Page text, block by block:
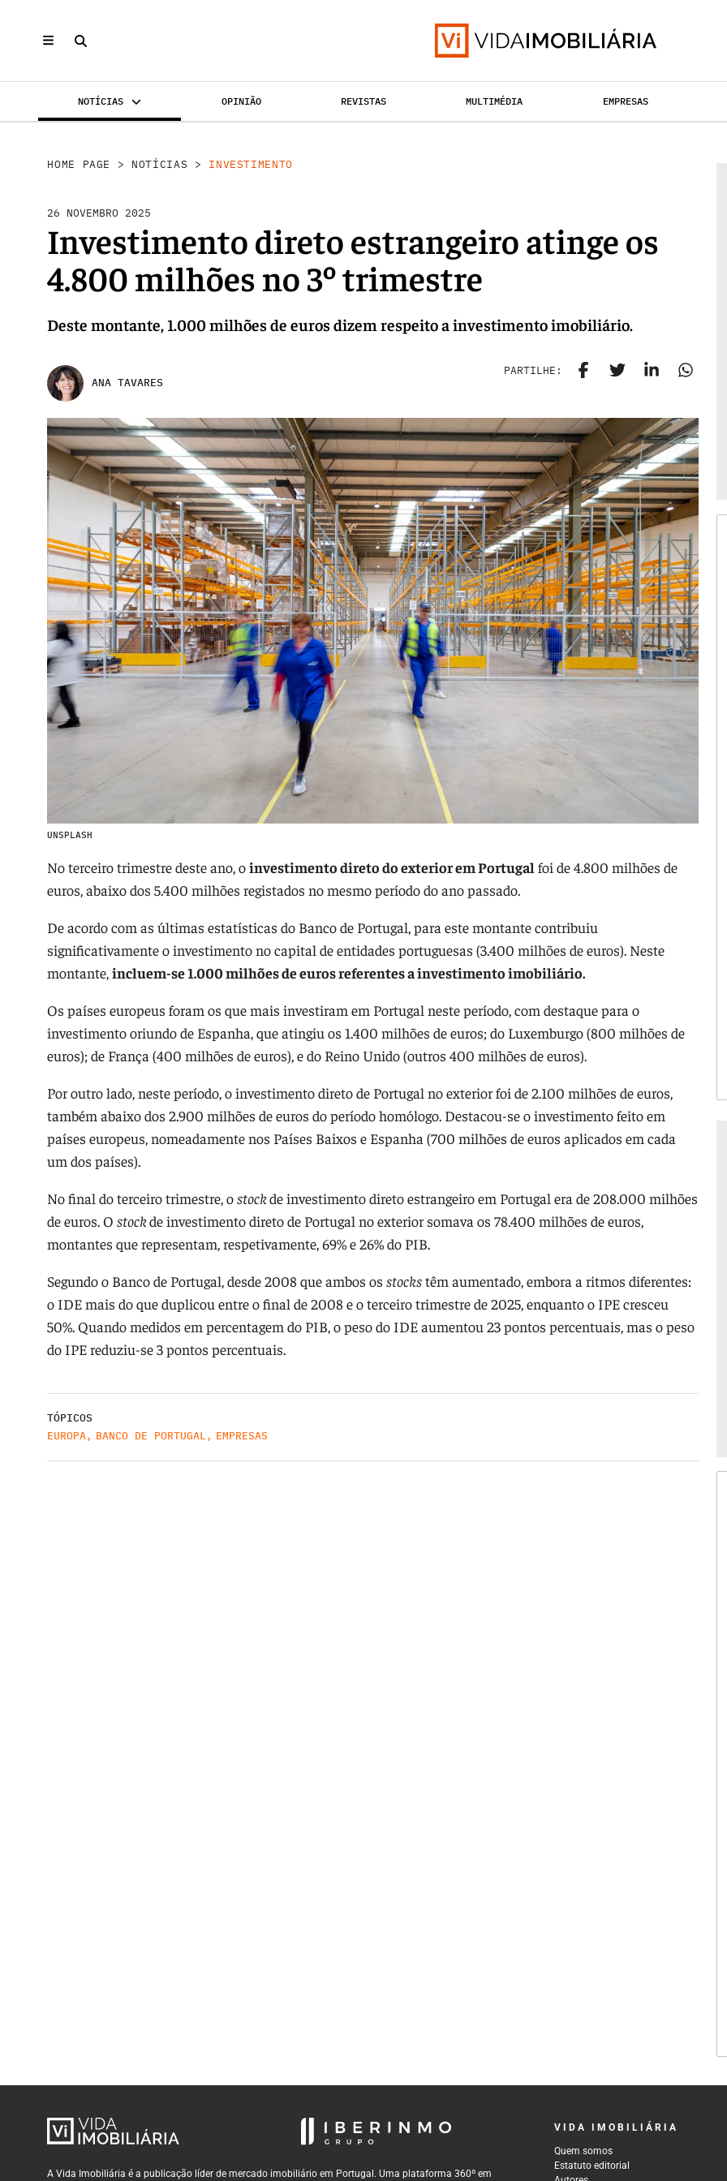
NOTÍCIAS OPINIÃO REVISTAS MULTIMÉDIA EMPRESAS
HOME PAGE > NOTÍCIAS > INVESTIMENTO
26 NOVEMBRO 2025
Investimento direto estrangeiro atinge os
4.800 milhões no 3º trimestre
Deste montante, 1.000 milhões de euros dizem respeito a investimento imobiliário.
ANA TAVARES
PARTILHE:
UNSPLASH
No terceiro trimestre deste ano, oinvestimento direto do exterior em Portugal foi de 4.800 milhões de
euros, abaixo dos 5.400 milhões registados no mesmo período do ano passado.
De acordo com as últimas estatísticas do Banco de Portugal, para este montante contribuiu
significativamente o investimento no capital de entidades portuguesas (3.400 milhões de euros). Neste
montante,incluem-se 1.000 milhões de euros referentes a investimento imobiliário.
Os países europeus foram os que mais investiram em Portugal neste período, com destaque para o
investimento oriundo de Espanha, que atingiu os 1.400 milhões de euros; do Luxemburgo (800 milhões de
euros); de França (400 milhões de euros), e do Reino Unido (outros 400 milhões de euros).
Por outro lado, neste período, o investimento direto de Portugal no exterior foi de 2.100 milhões de euros,
também abaixo dos 2.900 milhões de euros do período homólogo. Destacou-se o investimento feito em
países europeus, nomeadamente nos Países Baixos e Espanha (700 milhões de euros aplicados em cada
um dos países).
No final do terceiro trimestre, ostockde investimento direto estrangeiro em Portugal era de 208.000 milhões
de euros. Ostockde investimento direto de Portugal no exterior somava os 78.400 milhões de euros,
montantes que representam, respetivamente, 69% e 26% do PIB.
Segundo o Banco de Portugal, desde 2008 que ambos osstockstêm aumentado, embora a ritmos diferentes:
o IDE mais do que duplicou entre o final de 2008 e o terceiro trimestre de 2025, enquanto o IPE cresceu
50%. Quando medidos em percentagem do PIB, o peso do IDE aumentou 23 pontos percentuais, mas o peso
do IPE reduziu-se 3 pontos percentuais.
TÓPICOS
EUROPA, BANCO DE PORTUGAL , EMPRESAS
A Vida Imobiliária é a publicação líder de mercado imobiliário em Portugal. Uma plataforma 360º em
VIDA IMOBILIÁRIA
Quem somos
Estatuto editorial